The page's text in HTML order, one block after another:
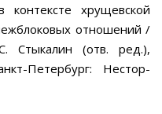
контексте хрущевской
отношений /
Стыкалин (отв. ред.),
Петербург: Нестор-